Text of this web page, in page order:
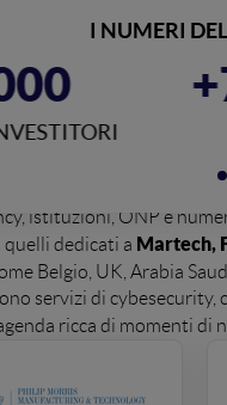
I NUMERI
istituzioni, ONP e
quelli dedicati a Martech,
Belgio, UK, Arabia
servizi di
ricca di momenti di